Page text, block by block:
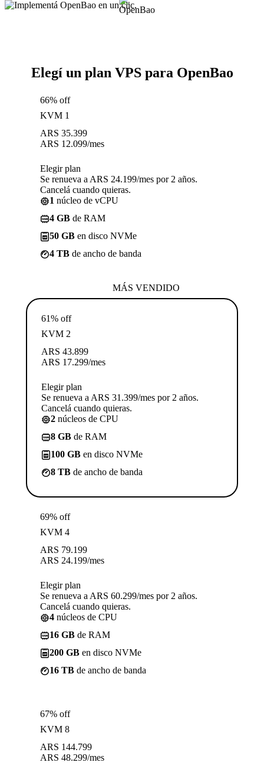
Elegí un plan VPS para OpenBao
66% off
KVM 1
ARS 35.399
ARS 12.099/mes
Elegir plan
Se renueva a ARS 24.199/mes por 2 años.
Cancelá cuando quieras.
1 núcleo de vCPU
4 GB de RAM
50 GB en disco NVMe
4 TB de ancho de banda
MÁS VENDIDO
61% off
KVM 2
ARS 43.899
ARS 17.299/mes
Elegir plan
Se renueva a ARS 31.399/mes por 2 años.
Cancelá cuando quieras.
2 núcleos de CPU
8 GB de RAM
100 GB en disco NVMe
8 TB de ancho de banda
69% off
KVM 4
ARS 79.199
ARS 24.199/mes
Elegir plan
Se renueva a ARS 60.299/mes por 2 años.
Cancelá cuando quieras.
4 núcleos de CPU
16 GB de RAM
200 GB en disco NVMe
16 TB de ancho de banda
67% off
KVM 8
ARS 144.799
ARS 48.299/mes